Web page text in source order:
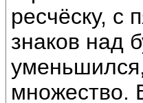
ресчёску, с
знаков над
множество.